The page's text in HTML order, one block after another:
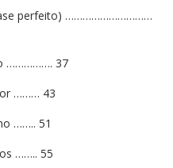
perfeito) …………………………
……………. 37
……… 43
…….. 51
…….. 55